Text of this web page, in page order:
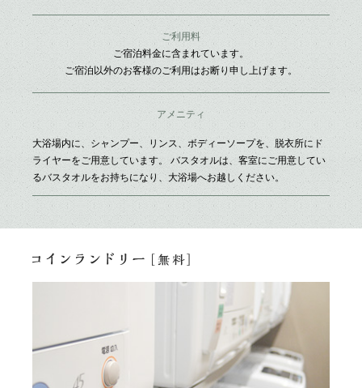
ご利用料
ご宿泊料金に含まれています。
ご宿泊以外のお客様のご利用はお断り申し上げます。
アメニティ
大浴場内に、シャンプー、リンス、ボディーソープを、脱衣所にド
ライヤーをご用意しています。
バスタオルは、客室にご用意してい
るバスタオルをお持ちになり、大浴場へお越しください。